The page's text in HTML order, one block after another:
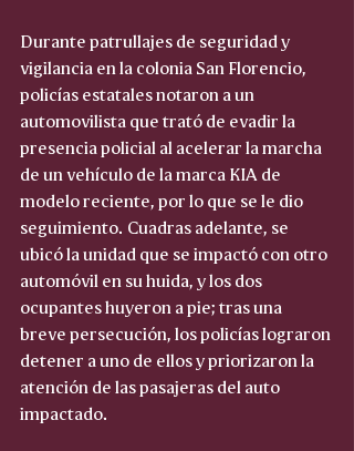
Durante patrullajes de seguridad y
vigilancia en la colonia San Florencio,
policías estatales notaron a un
automovilista que trató de evadir la
presencia policial al acelerar la marcha
de un vehículo de la marca KIA de
modelo reciente, por lo que se le dio
seguimiento. Cuadras adelante, se
ubicó la unidad que se impactó con otro
automóvil en su huida, y los dos
ocupantes huyeron a pie; tras una
breve persecución, los policías lograron
detener a uno de ellos y priorizaron la
atención de las pasajeras del auto
impactado.